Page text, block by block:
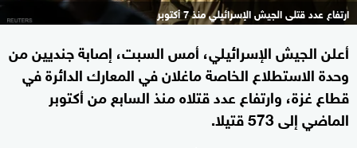
ارتفاع عدد قتلى الجيش الإسرائيلي منذ 7 أكتوبر
أعلن الجيش الإسرائيلي، أمس السبت، إصابة جنديين من
وحدة الاستطلاع الخاصة ماغلان في المعارك الدائرة في
قطاع غزة، وارتفاع عدد قتلاه منذ السابع من أكتوبر
الماضي إلى 573 قتيلا.